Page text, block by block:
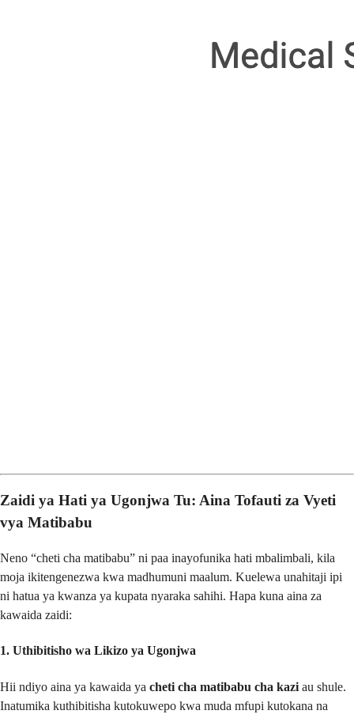
Zaidi ya Hati ya Ugonjwa Tu: Aina Tofauti za Vyeti
vya Matibabu
Neno “cheti cha matibabu” ni paa inayofunika hati mbalimbali, kila
moja ikitengenezwa kwa madhumuni maalum. Kuelewa unahitaji ipi
ni hatua ya kwanza ya kupata nyaraka sahihi. Hapa kuna aina za
kawaida zaidi:
1. Uthibitisho wa Likizo ya Ugonjwa
Hii ndiyo aina ya kawaida ya cheti cha matibabu cha kazi au shule.
Inatumika kuthibitisha kutokuwepo kwa muda mfupi kutokana na